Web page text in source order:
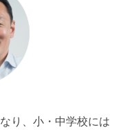
り、小・中学校には